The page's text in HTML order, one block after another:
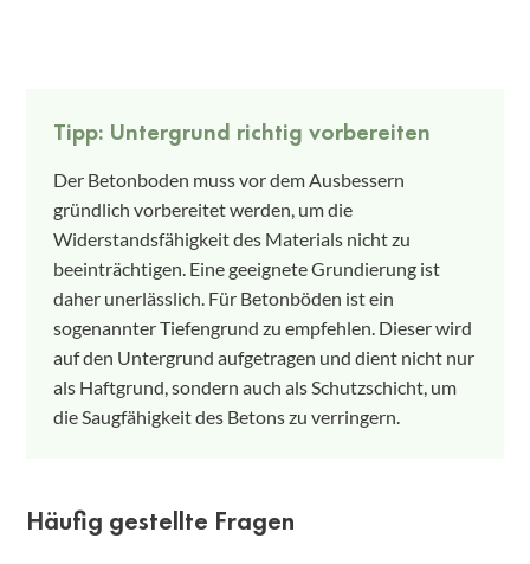
Tipp: Untergrund richtig vorbereiten
Der Betonboden muss vor dem Ausbessern
gründlich vorbereitet werden, um die
Widerstandsfähigkeit des Materials nicht zu
beeinträchtigen. Eine geeignete Grundierung ist
daher unerlässlich. Für Betonböden ist ein
sogenannter Tiefengrund zu empfehlen. Dieser wird
auf den Untergrund aufgetragen und dient nicht nur
als Haftgrund, sondern auch als Schutzschicht, um
die Saugfähigkeit des Betons zu verringern.
Häufig gestellte Fragen